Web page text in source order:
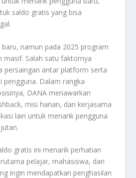
saldo gratis yang bisa
namun pada 2025 program
masif. Salah satu faktornya
persaingan antar platform serta
pengguna. Dalam rangka
DANA menawarkan
misi harian, dan kerjasama
lain untuk menarik pengguna
gratis ini menarik perhatian
pelajar, mahasiswa, dan
ingin mendapatkan penghasilan